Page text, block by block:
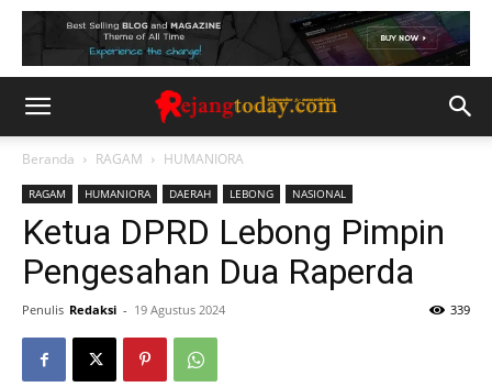
Beranda RAGAM HUMANIORA
RAGAM HUMANIORA DAERAH LEBONG NASIONAL
Ketua DPRD Lebong Pimpin
Pengesahan Dua Raperda
Penulis Redaksi - 19 Agustus 2024 339